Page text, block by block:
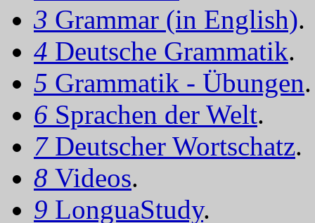
3 Grammar (in English).
4 Deutsche Grammatik.
5 Grammatik - Übungen.
6 Sprachen der Welt.
7 Deutscher Wortschatz.
8 Videos.
9 LonguaStudy.